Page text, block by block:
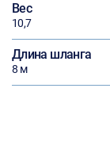
Вес
10,7
Длина шланга
8 м